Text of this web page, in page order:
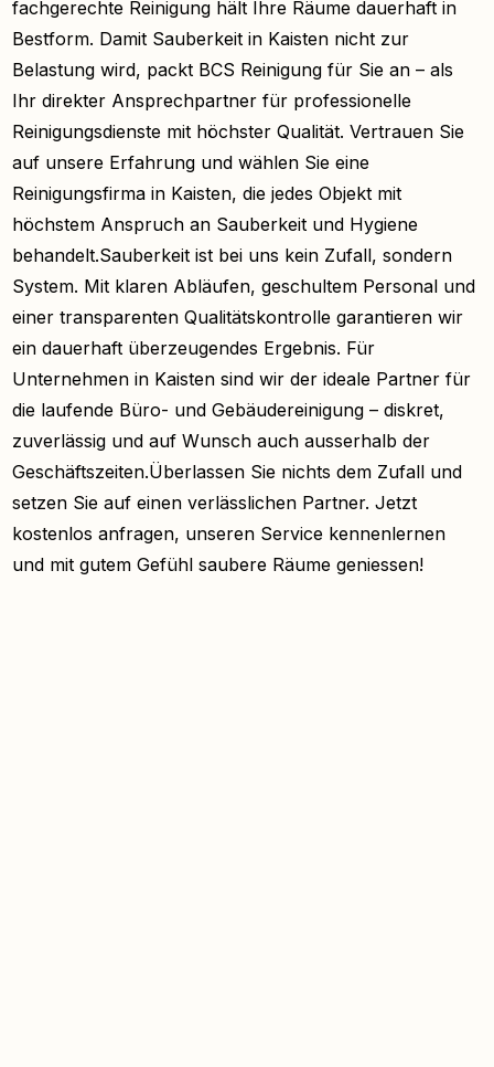
fachgerechte Reinigung hält Ihre Räume dauerhaft in
Bestform. Damit Sauberkeit in Kaisten nicht zur
Belastung wird, packt BCS Reinigung für Sie an – als
Ihr direkter Ansprechpartner für professionelle
Reinigungsdienste mit höchster Qualität. Vertrauen Sie
auf unsere Erfahrung und wählen Sie eine
Reinigungsfirma in Kaisten, die jedes Objekt mit
höchstem Anspruch an Sauberkeit und Hygiene
behandelt.Sauberkeit ist bei uns kein Zufall, sondern
System. Mit klaren Abläufen, geschultem Personal und
einer transparenten Qualitätskontrolle garantieren wir
ein dauerhaft überzeugendes Ergebnis. Für
Unternehmen in Kaisten sind wir der ideale Partner für
die laufende Büro- und Gebäudereinigung – diskret,
zuverlässig und auf Wunsch auch ausserhalb der
Geschäftszeiten.Überlassen Sie nichts dem Zufall und
setzen Sie auf einen verlässlichen Partner. Jetzt
kostenlos anfragen, unseren Service kennenlernen
und mit gutem Gefühl saubere Räume geniessen!